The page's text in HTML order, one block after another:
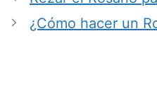
¿Cómo hacer un